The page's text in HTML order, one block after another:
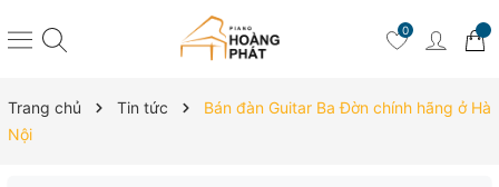
0
Trang chủ Tin tức
Bán đàn Guitar Ba Đờn chính hãng ở Hà
Nội